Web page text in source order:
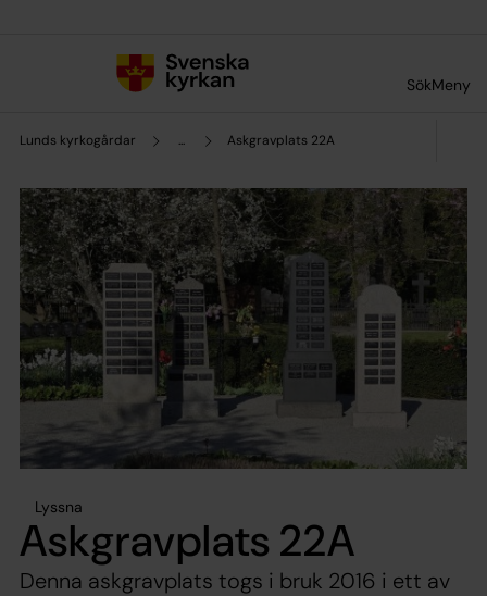
SökMeny
Lunds kyrkogårdar ... Askgravplats 22A
Lyssna
Askgravplats 22A
Denna askgravplats togs i bruk 2016 i ett av